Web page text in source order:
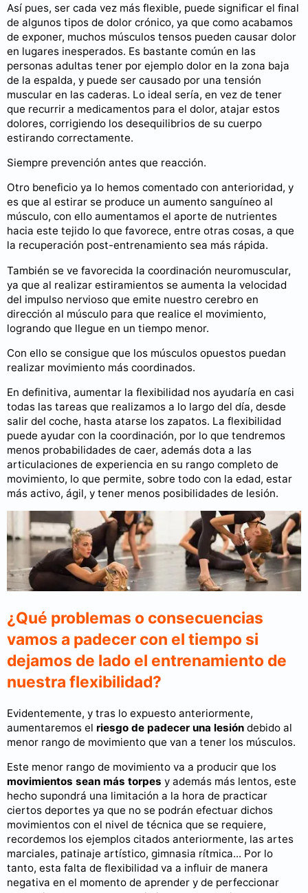
Así pues, ser cada vez más flexible, puede significar el final
de algunos tipos de dolor crónico, ya que como acabamos
de exponer, muchos músculos tensos pueden causar dolor
en lugares inesperados. Es bastante común en las
personas adultas tener por ejemplo dolor en la zona baja
de la espalda, y puede ser causado por una tensión
muscular en las caderas. Lo ideal sería, en vez de tener
que recurrir a medicamentos para el dolor, atajar estos
dolores, corrigiendo los desequilibrios de su cuerpo
estirando correctamente.
Siempre prevención antes que reacción.
Otro beneficio ya lo hemos comentado con anterioridad, y
es que al estirar se produce un aumento sanguíneo al
músculo, con ello aumentamos el aporte de nutrientes
hacia este tejido lo que favorece, entre otras cosas, a que
la recuperación post-entrenamiento sea más rápida.
También se ve favorecida la coordinación neuromuscular,
ya que al realizar estiramientos se aumenta la velocidad
del impulso nervioso que emite nuestro cerebro en
dirección al músculo para que realice el movimiento,
logrando que llegue en un tiempo menor.
Con ello se consigue que los músculos opuestos puedan
realizar movimiento más coordinados.
En definitiva, aumentar la flexibilidad nos ayudaría en casi
todas las tareas que realizamos a lo largo del día, desde
salir del coche, hasta atarse los zapatos. La flexibilidad
puede ayudar con la coordinación, por lo que tendremos
menos probabilidades de caer, además dota a las
articulaciones de experiencia en su rango completo de
movimiento, lo que permite, sobre todo con la edad, estar
más activo, ágil, y tener menos posibilidades de lesión.
¿Qué problemas o consecuencias
vamos a padecer con el tiempo si
dejamos de lado el entrenamiento de
nuestra flexibilidad?
Evidentemente, y tras lo expuesto anteriormente,
aumentaremos el riesgo de padecer una lesión debido al
menor rango de movimiento que van a tener los músculos.
Este menor rango de movimiento va a producir que los
movimientos sean más torpes y además más lentos, este
hecho supondrá una limitación a la hora de practicar
ciertos deportes ya que no se podrán efectuar dichos
movimientos con el nivel de técnica que se requiere,
recordemos los ejemplos citados anteriormente, las artes
marciales, patinaje artístico, gimnasia rítmica... Por lo
tanto, esta falta de flexibilidad va a influir de manera
negativa en el momento de aprender y de perfeccionar